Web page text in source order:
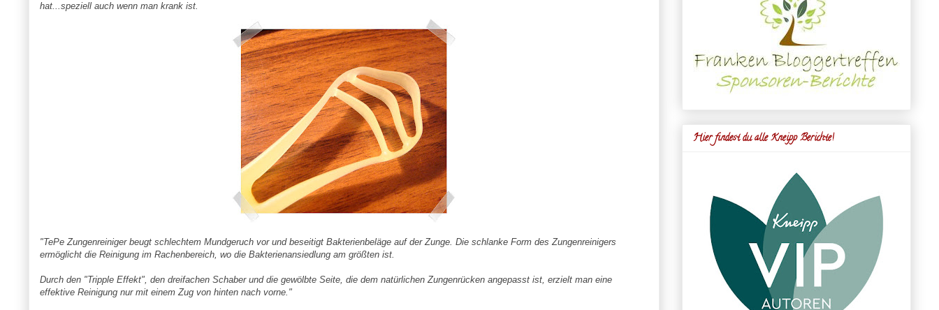
hat...speziell auch wenn man krank ist.
"TePe Zungenreinigerbeugt schlechtem Mundgeruch vor und beseitigt Bakterienbeläge auf der Zunge. Die schlanke Form desZungenreinigers
ermöglicht die Reinigung im Rachenbereich, wo die Bakterienansiedlung am größten ist.
Durch den "Tripple Effekt", den dreifachen Schaberund die gewölbte Seite, die dem natürlichen Zungenrücken angepasst ist, erzielt man eine
effektive Reinigung nur mit einem Zug von hinten nach vorne."
Hier findest du alle Kneipp Berichte!